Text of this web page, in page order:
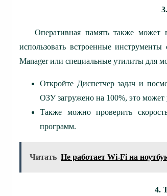
Оперативная память также может
использовать встроенные
Manager или специальные утилиты для
Откройте Диспетчер задач и
ОЗУ загружено на 100%, это может
Также можно проверить
программ.
Читать Не работает Wi‑Fi на
4.